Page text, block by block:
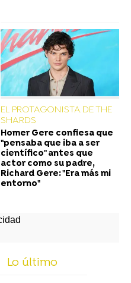
EL PROTAGONISTA DE THE
SHARDS
Homer Gere confiesa que
"pensaba que iba a ser
científico" antes que
actor como su padre,
Richard Gere: "Era más mi
entorno"
Lo último